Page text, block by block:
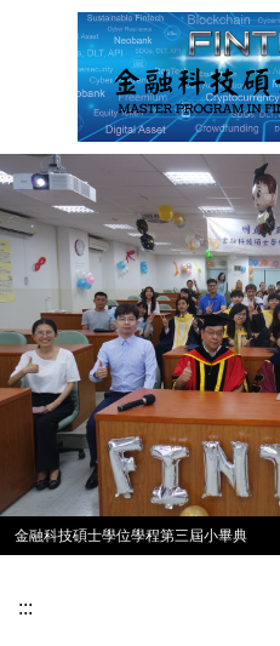
區
金融科技碩士學位學程第三屆小畢典
:::